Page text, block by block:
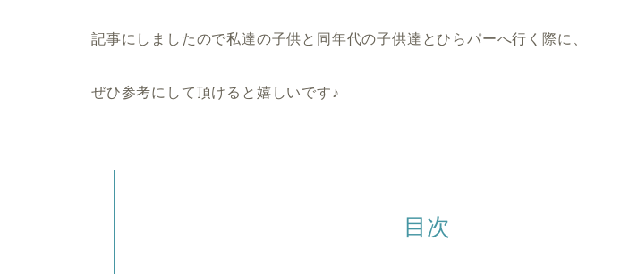
記事にしましたので私達の子供と同年代の子供達とひらパーへ行く際に、
ぜひ参考にして頂けると嬉しいです♪
目次